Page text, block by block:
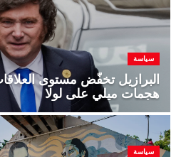
سياسة
البرازيل تخفّض مستوى
هجمات ميلي على لولا
سياسة